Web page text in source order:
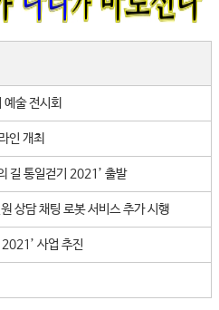
술 전시회
인 개최
길 통일걷기 2021’ 출발
상담 채팅 로봇 서비스 추가 시행
사업 추진